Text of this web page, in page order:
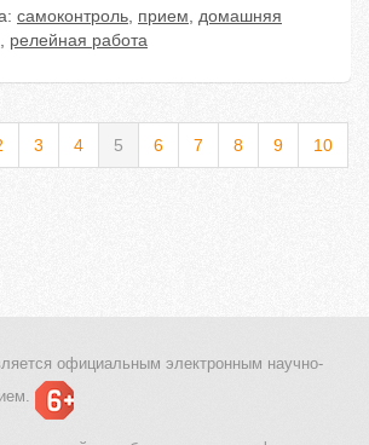
самоконтроль, прием, домашняя
, релейная работа
3 4 5 6 7 8 9 10
официальным электронным научно-